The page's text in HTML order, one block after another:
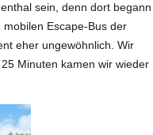
sein, denn dort begann
Escape-Bus der
eher ungewöhnlich. Wir
Minuten kamen wir wieder